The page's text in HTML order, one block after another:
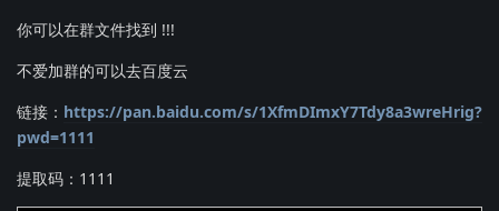
你可以在群文件找到 !!!
不爱加群的可以去百度云
链接： https://pan.baidu.com/s/1XfmDImxY7Tdy8a3wreHrig?
pwd=1111
提取码：1111